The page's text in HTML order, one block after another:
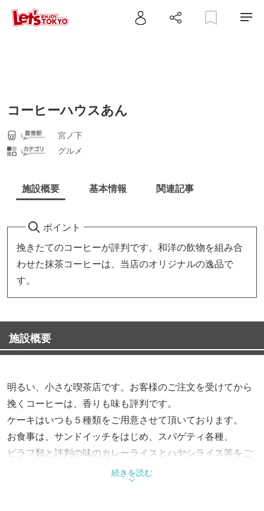
コーヒーハウスあん
宮ノ下
グルメ
施設概要 基本情報 関連記事
ポイント
挽きたてのコーヒーが評判です。和洋の飲物を組み合
わせた抹茶コーヒーは、当店のオリジナルの逸品で
す。
施設概要
明るい、小さな喫茶店です。お客様のご注文を受けてから
挽くコーヒーは、香りも味も評判です。
ケーキはいつも５種類をご用意させて頂いております。
お食事は、サンドイッチをはじめ、スパゲティ各種、
ピラフ類と評判の味のカレーライスとハヤシライス等をご
用意させていただいております。
ランチタイムは+200円でドリンクサービス致します。
続きを読む